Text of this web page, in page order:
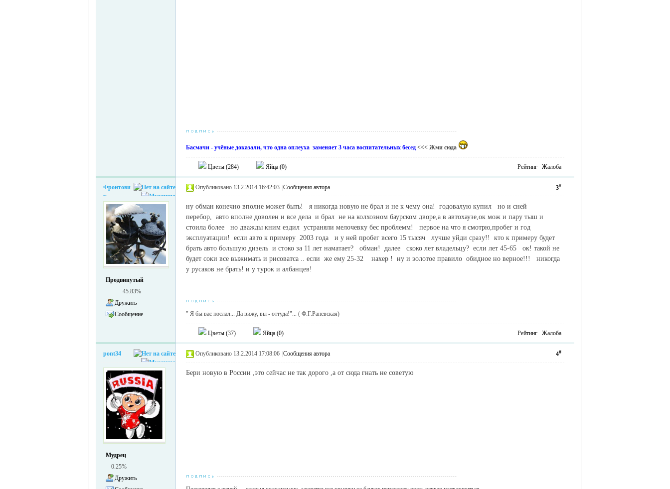
Басмачи - учёные доказали, что одна оплеуха заменяет 3 часа воспитательных бесед <<< Жми сюда
Цветы (284) Яйца (0) Рейтинг Жалоба
Фронтови
к
Продвинутый
45.83%
Дружить
Сообщение
3#
Опубликовано 13.2.2014 16:42:03 Сообщения автора
ну обман конечно вполне может быть! я никогда новую не брал и не к чему она! годовалую купил но и сней
перебор, авто вполне доволен и все дела и брал не на колхозном баурском дворе,а в автохаузе,ок мож и пару тыш и
стоила более но дважды кним ездил устраняли мелочевку бес проблемм! первое на что я смотрю,пробег и год
эксплуатации! если авто к примеру 2003 года и у ней пробег всего 15 тысяч лучше уйди сразу!! кто к примеру будет
брать авто большую дизель и стоко за 11 лет наматает? обман! далее скоко лет владельцу? если лет 45-65 ок! такой не
будет соки все выжимать и рисоватса .. если же ему 25-32 нахер ! ну и золотое правило обидное но верное!!! никогда
у русаков не брать! и у турок и албанцев!
" Я бы вас послал... Да вижу, вы - оттуда!"... ( Ф.Г.Раневская)
Цветы (37) Яйца (0) Рейтинг Жалоба
pont34
Мудрец
0.25%
Дружить
4#
Опубликовано 13.2.2014 17:08:06 Сообщения автора
Бери новую в России ,это сейчас не так дорого ,а от сюда гнать не советую